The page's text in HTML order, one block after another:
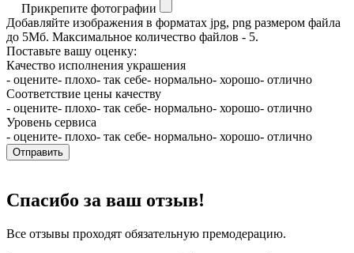
Прикрепите фотографии
Добавляйте изображения в форматах jpg, png размером файла
до 5Мб. Максимальное количество файлов - 5.
Поставьте вашу оценку:
Качество исполнения украшения
- оцените- плохо- так себе- нормально- хорошо- отлично
Соответствие цены качеству
- оцените- плохо- так себе- нормально- хорошо- отлично
Уровень сервиса
- оцените- плохо- так себе- нормально- хорошо- отлично
Отправить
Спасибо за ваш отзыв!
Все отзывы проходят обязательную премодерацию.